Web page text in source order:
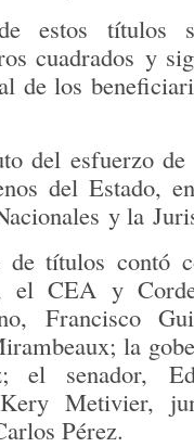
estos títulos
cuadrados y
de los
del esfuerzo
del Estado,
y la
títulos contó
el CEA y
Francisco
; la
; el senador,
Metivier,
Pérez.